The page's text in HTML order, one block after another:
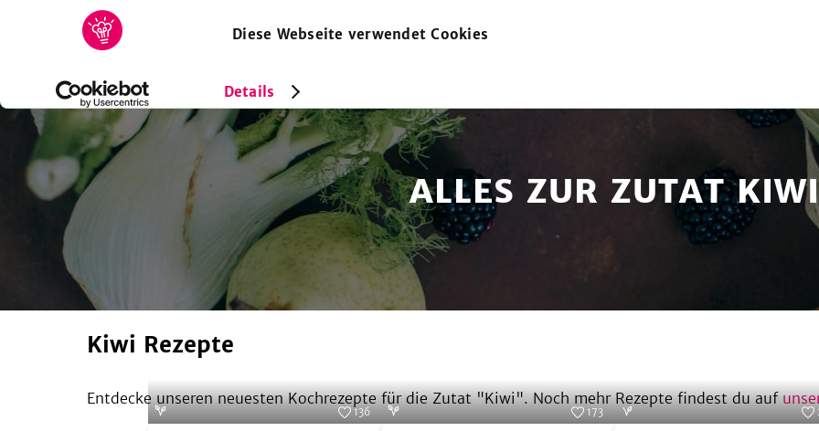
Diese Webseite verwendet Cookies
Details
REZEPTE SAMMLUNGEN MAGAZIN
ALLES ZUR ZUTAT KIWI
Kiwi Rezepte
Entdecke unseren neuesten Kochrezepte für die Zutat "Kiwi". Noch mehr Rezepte findest du auf
136 173